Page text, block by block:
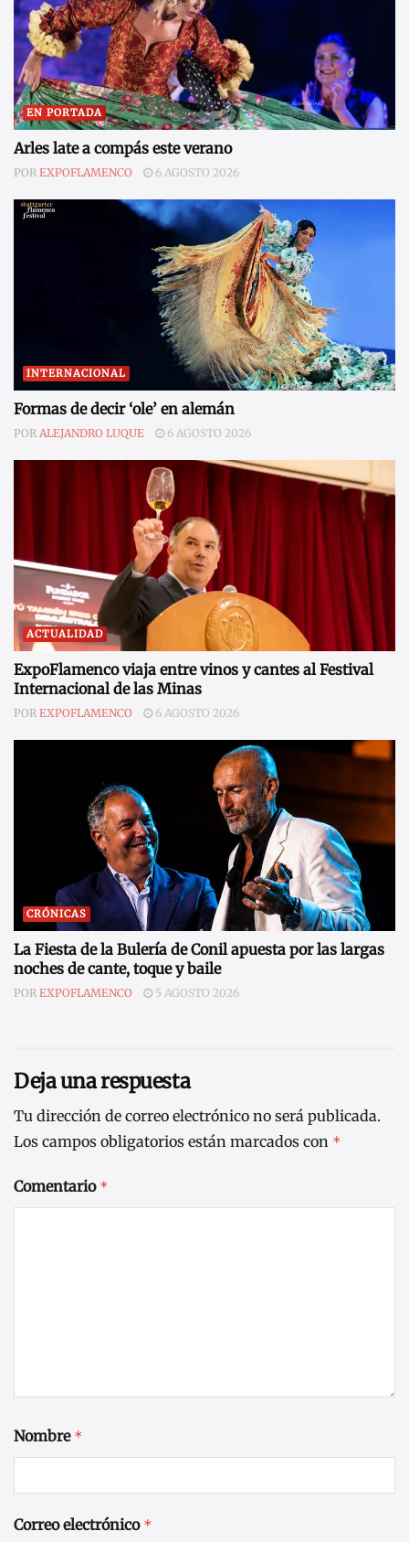
EN PORTADA
Arles late a compás este verano
POR EXPOFLAMENCO 6 AGOSTO 2026
INTERNACIONAL
Formas de decir ‘ole’ en alemán
POR ALEJANDRO LUQUE 6 AGOSTO 2026
ACTUALIDAD
ExpoFlamenco viaja entre vinos y cantes al Festival
Internacional de las Minas
POR EXPOFLAMENCO 6 AGOSTO 2026
CRÓNICAS
La Fiesta de la Bulería de Conil apuesta por las largas
noches de cante, toque y baile
POR EXPOFLAMENCO 5 AGOSTO 2026
Deja una respuesta
Tu dirección de correo electrónico no será publicada.
Los campos obligatorios están marcados con *
Comentario *
Nombre *
Correo electrónico *